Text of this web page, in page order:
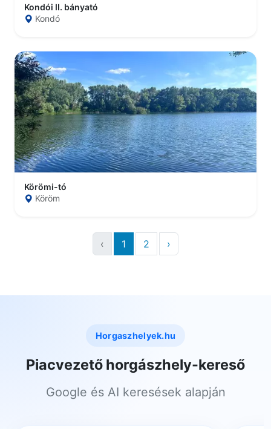
Kondói II. bányató
Kondó
Körömi-tó
Köröm
‹ 1 2 ›
Horgaszhelyek.hu
Piacvezető horgászhely-kereső
Google és AI keresések alapján